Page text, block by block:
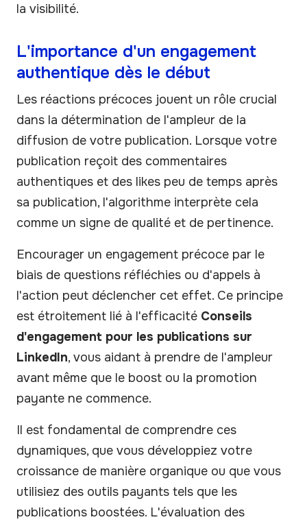
la visibilité.
L'importance d'un engagement
authentique dès le début
Les réactions précoces jouent un rôle crucial
dans la détermination de l'ampleur de la
diffusion de votre publication. Lorsque votre
publication reçoit des commentaires
authentiques et des likes peu de temps après
sa publication, l'algorithme interprète cela
comme un signe de qualité et de pertinence.
Encourager un engagement précoce par le
biais de questions réfléchies ou d'appels à
l'action peut déclencher cet effet. Ce principe
est étroitement lié à l'efficacité Conseils
d'engagement pour les publications sur
LinkedIn, vous aidant à prendre de l'ampleur
avant même que le boost ou la promotion
payante ne commence.
Il est fondamental de comprendre ces
dynamiques, que vous développiez votre
croissance de manière organique ou que vous
utilisiez des outils payants tels que les
publications boostées. L'évaluation des